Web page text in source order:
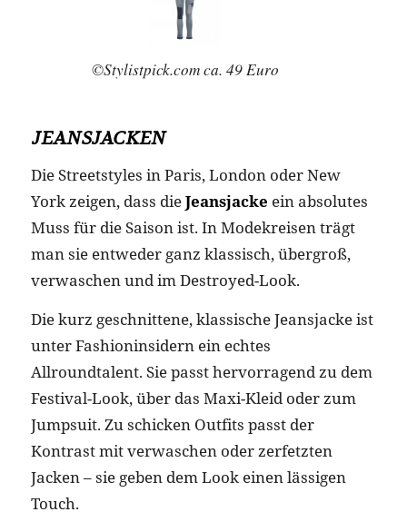
©Stylistpick.com ca. 49 Euro
JEANSJACKEN
Die Streetstyles in Paris, London oder New
York zeigen, dass dieJeansjacke ein absolutes
Muss für die Saison ist. In Modekreisen trägt
man sie entweder ganz klassisch, übergroß,
verwaschen und im Destroyed-Look.
Die kurz geschnittene, klassische Jeansjacke ist
unter Fashioninsidern ein echtes
Allroundtalent. Sie passt hervorragend zu dem
Festival-Look, über das Maxi-Kleid oder zum
Jumpsuit. Zu schicken Outfits passt der
Kontrast mit verwaschen oder zerfetzten
Jacken – sie geben dem Look einen lässigen
Touch.